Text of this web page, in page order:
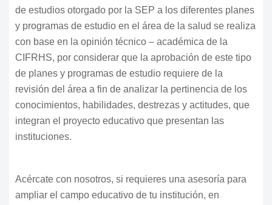
de estudios otorgado por la SEP a los diferentes planes
y programas de estudio en el área de la salud se realiza
con base en la opinión técnico – académica de la
CIFRHS, por considerar que la aprobación de este tipo
de planes y programas de estudio requiere de la
revisión del área a fin de analizar la pertinencia de los
conocimientos, habilidades, destrezas y actitudes, que
integran el proyecto educativo que presentan las
instituciones.
Acércate con nosotros, si requieres una asesoría para
ampliar el campo educativo de tu institución, en